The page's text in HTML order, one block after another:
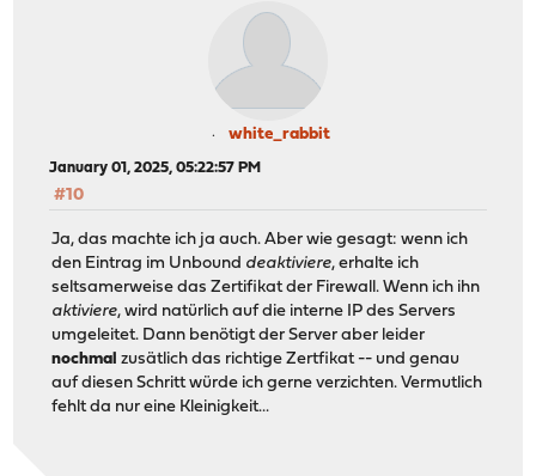
white_rabbit
January 01, 2025, 05:22:57 PM
#10
Ja, das machte ich ja auch. Aber wie gesagt: wenn ich
den Eintrag im Unbound deaktiviere, erhalte ich
seltsamerweise das Zertifikat der Firewall. Wenn ich ihn
aktiviere, wird natürlich auf die interne IP des Servers
umgeleitet. Dann benötigt der Server aber leider
nochmal zusätlich das richtige Zertfikat -- und genau
auf diesen Schritt würde ich gerne verzichten. Vermutlich
fehlt da nur eine Kleinigkeit...